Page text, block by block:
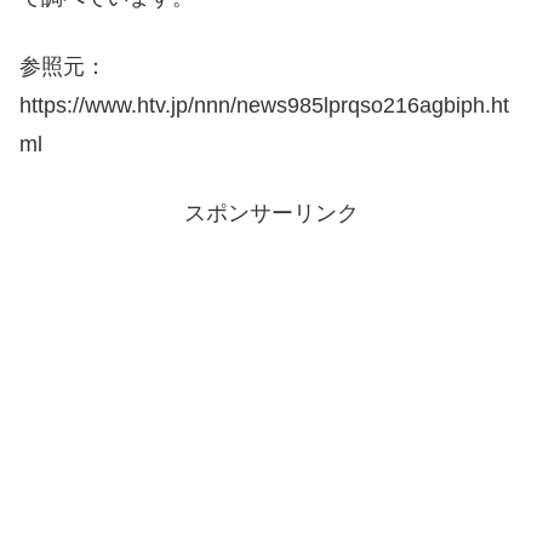
参照元：
https://www.htv.jp/nnn/news985lprqso216agbiph.ht
ml
スポンサーリンク